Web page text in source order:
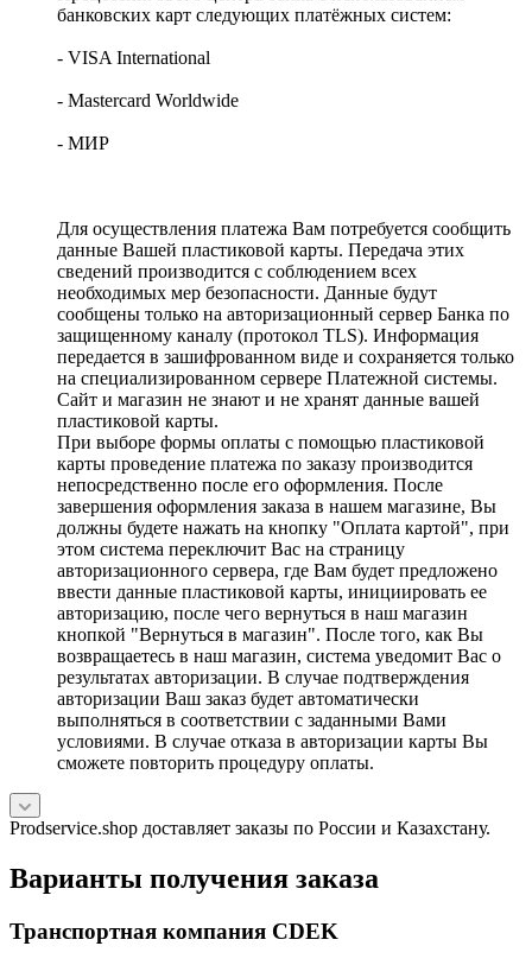
банковских карт следующих платёжных систем:
- VISA International
- Mastercard Worldwide
- МИР
Для осуществления платежа Вам потребуется сообщить
данные Вашей пластиковой карты. Передача этих
сведений производится с соблюдением всех
необходимых мер безопасности. Данные будут
сообщены только на авторизационный сервер Банка по
защищенному каналу (протокол TLS). Информация
передается в зашифрованном виде и сохраняется только
на специализированном сервере Платежной системы.
Сайт и магазин не знают и не хранят данные вашей
пластиковой карты.
При выборе формы оплаты с помощью пластиковой
карты проведение платежа по заказу производится
непосредственно после его оформления. После
завершения оформления заказа в нашем магазине, Вы
должны будете нажать на кнопку "Оплата картой", при
этом система переключит Вас на страницу
авторизационного сервера, где Вам будет предложено
ввести данные пластиковой карты, инициировать ее
авторизацию, после чего вернуться в наш магазин
кнопкой "Вернуться в магазин". После того, как Вы
возвращаетесь в наш магазин, система уведомит Вас о
результатах авторизации. В случае подтверждения
авторизации Ваш заказ будет автоматически
выполняться в соответствии с заданными Вами
условиями. В случае отказа в авторизации карты Вы
сможете повторить процедуру оплаты.
Prodservice.shop доставляет заказы по России и Казахстану.
Варианты получения заказа
Транспортная компания CDEK